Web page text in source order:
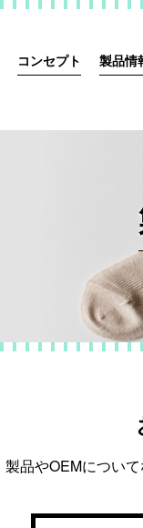
コンセプト 製品情
製品やOEMについ